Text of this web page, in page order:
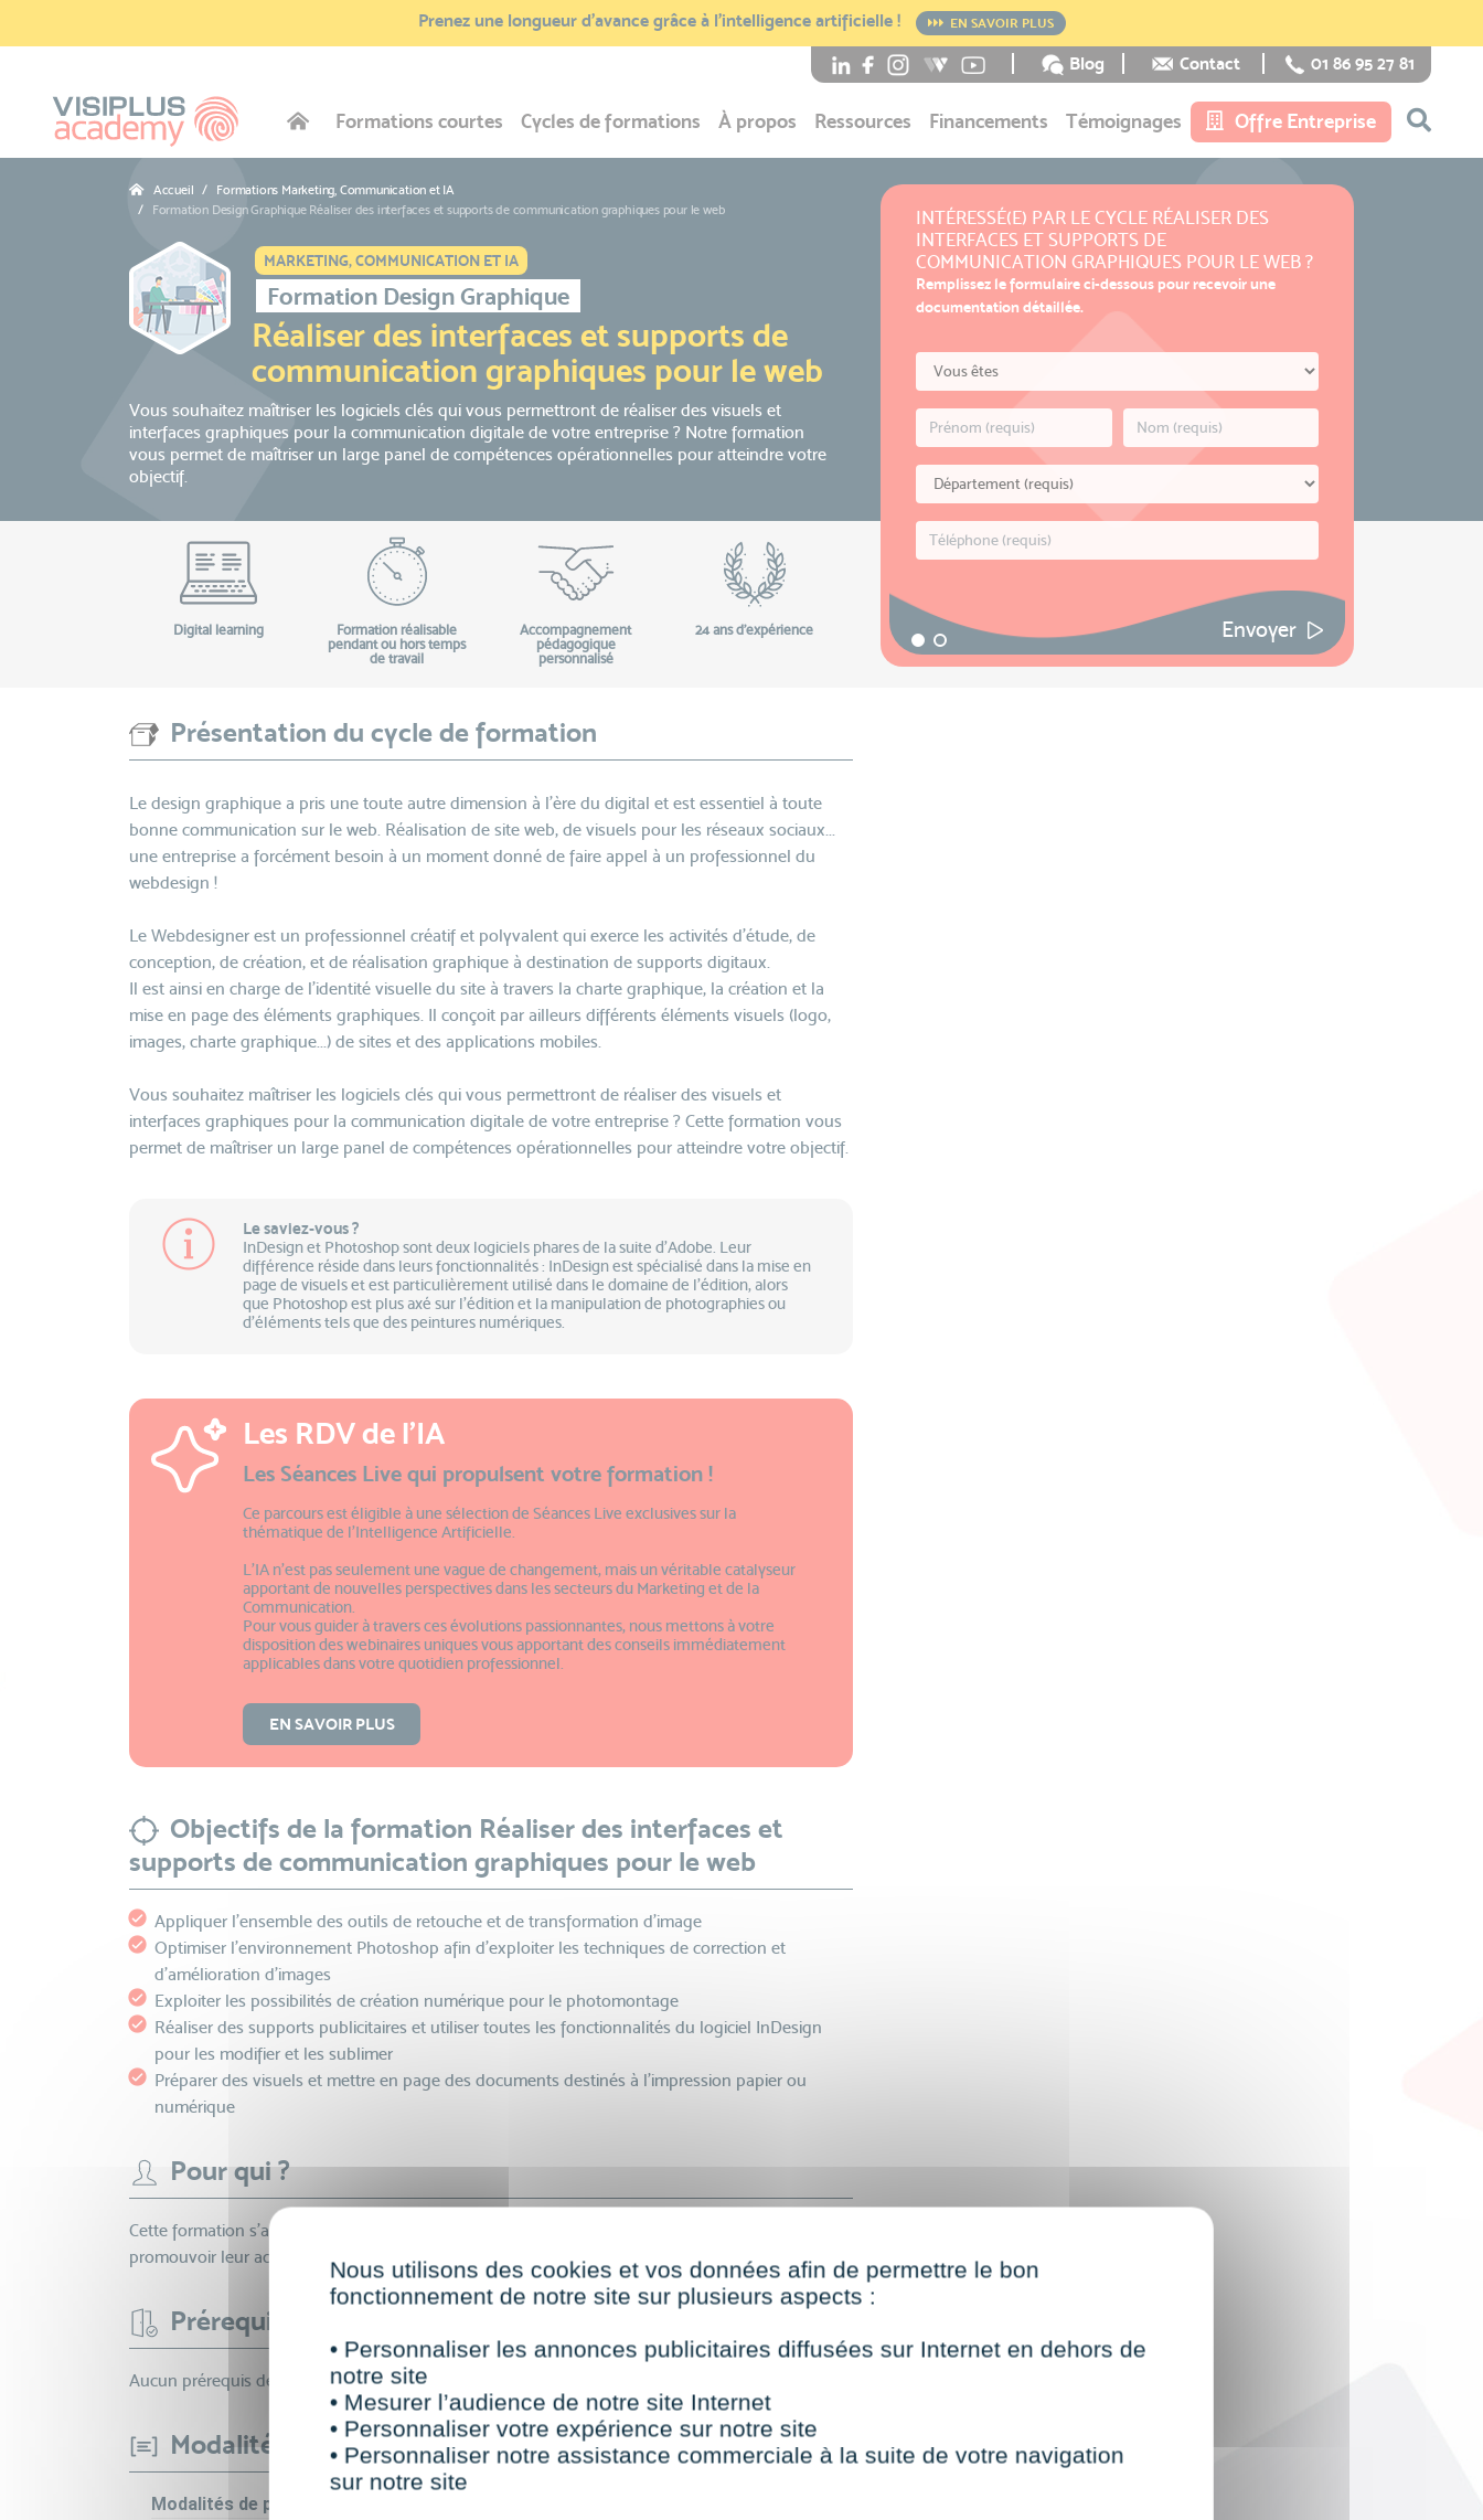
Prenez une longueur d’avance grâce à l’intelligence artificielle ! EN SAVOIR PLUS
Blog Contact 01 86 95 27 81
Formations courtes Cycles de formations À propos Ressources Financements Témoignages Offre Entreprise
INTÉRESSÉ(E) PAR LE CYCLE RÉALISER DES
INTERFACES ET SUPPORTS DE
COMMUNICATION GRAPHIQUES POUR LE WEB ?
Remplissez le formulaire ci-dessous pour recevoir une
documentation détaillée.
Envoyer
Accueil
Formations Marketing, Communication et IA
Formation Design Graphique Réaliser des interfaces et supports de communication graphiques pour le web
MARKETING, COMMUNICATION ET IA
Formation Design Graphique
Réaliser des interfaces et supports de
communication graphiques pour le web
Vous souhaitez maîtriser les logiciels clés qui vous permettront de réaliser des visuels et
interfaces graphiques pour la communication digitale de votre entreprise ? Notre formation
vous permet de maîtriser un large panel de compétences opérationnelles pour atteindre votre
objectif.
Digital learning
Formation réalisable
pendant ou hors temps
de travail
Accompagnement
pédagogique
personnalisé
24 ans d'expérience
Présentation du cycle de formation
Le design graphique a pris une toute autre dimension à l'ère du digital et est essentiel à toute
bonne communication sur le web. Réalisation de site web, de visuels pour les réseaux sociaux...
une entreprise a forcément besoin à un moment donné de faire appel à un professionnel du
webdesign !
Le Webdesigner est un professionnel créatif et polyvalent qui exerce les activités d’étude, de
conception, de création, et de réalisation graphique à destination de supports digitaux.
Il est ainsi en charge de l’identité visuelle du site à travers la charte graphique, la création et la
mise en page des éléments graphiques. Il conçoit par ailleurs différents éléments visuels (logo,
images, charte graphique...) de sites et des applications mobiles.
Vous souhaitez maîtriser les logiciels clés qui vous permettront de réaliser des visuels et
interfaces graphiques pour la communication digitale de votre entreprise ? Cette formation vous
permet de maîtriser un large panel de compétences opérationnelles pour atteindre votre objectif.
Le saviez-vous ?
InDesign et Photoshop sont deux logiciels phares de la suite d'Adobe. Leur
différence réside dans leurs fonctionnalités : InDesign est spécialisé dans la mise en
page de visuels et est particulièrement utilisé dans le domaine de l'édition, alors
que Photoshop est plus axé sur l'édition et la manipulation de photographies ou
d'éléments tels que des peintures numériques.
Les RDV de l'IA
Les Séances Live qui propulsent votre formation !
Ce parcours est éligible à une sélection de Séances Live exclusives sur la
thématique de l’Intelligence Artificielle.
L'IA n'est pas seulement une vague de changement, mais un véritable catalyseur
apportant de nouvelles perspectives dans les secteurs du Marketing et de la
Communication.
Pour vous guider à travers ces évolutions passionnantes, nous mettons à votre
disposition des webinaires uniques vous apportant des conseils immédiatement
applicables dans votre quotidien professionnel.
EN SAVOIR PLUS
Objectifs de la formation Réaliser des interfaces et
supports de communication graphiques pour le web
Appliquer l’ensemble des outils de retouche et de transformation d’image
Optimiser l’environnement Photoshop afin d’exploiter les techniques de correction et
d’amélioration d’images
Exploiter les possibilités de création numérique pour le photomontage
Réaliser des supports publicitaires et utiliser toutes les fonctionnalités du logiciel InDesign
pour les modifier et les sublimer
Préparer des visuels et mettre en page des documents destinés à l’impression papier ou
numérique
Pour qui ?
Cette formation s’adresse aux personnes qui souhaitent communiquer sur Internet, mais aussi
promouvoir leur activité en ligne.
Prérequis
Aucun prérequis demandé, cette formation est accessible à tous
Modalités et délais d'accès
Modalités de positionnement
Nous utilisons des cookies et vos données afin de permettre le bon
fonctionnement de notre site sur plusieurs aspects :
• Personnaliser les annonces publicitaires diffusées sur Internet en dehors de
notre site
• Mesurer l’audience de notre site Internet
• Personnaliser votre expérience sur notre site
• Personnaliser notre assistance commerciale à la suite de votre navigation
sur notre site